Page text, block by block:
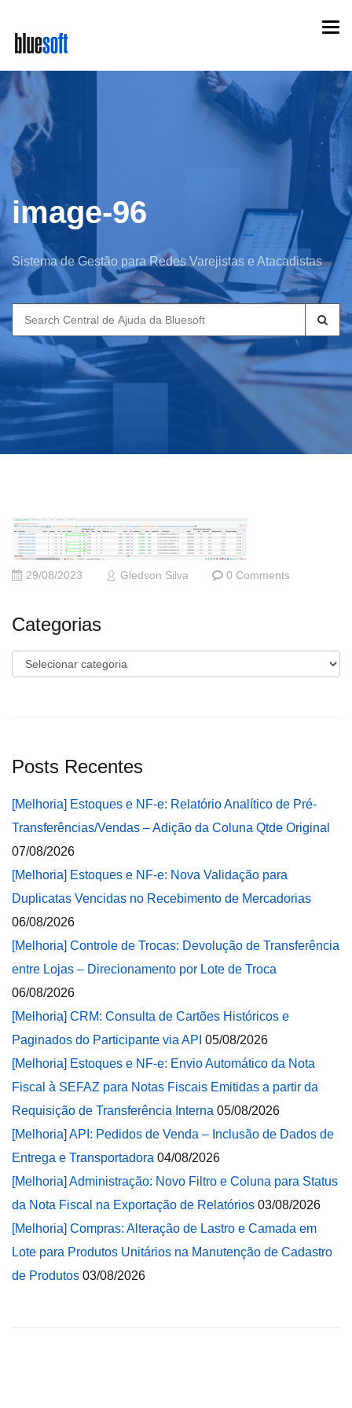
main
content
image-96
Sistema de Gestão para Redes Varejistas e Atacadistas
Search
for:
29/08/2023 Gledson Silva 0 Comments
Categorias
Categorias
Posts Recentes
[Melhoria] Estoques e NF-e: Relatório Analítico de Pré-
Transferências/Vendas – Adição da Coluna Qtde Original
07/08/2026
[Melhoria] Estoques e NF-e: Nova Validação para
Duplicatas Vencidas no Recebimento de Mercadorias
06/08/2026
[Melhoria] Controle de Trocas: Devolução de Transferência
entre Lojas – Direcionamento por Lote de Troca
06/08/2026
[Melhoria] CRM: Consulta de Cartões Históricos e
Paginados do Participante via API 05/08/2026
[Melhoria] Estoques e NF-e: Envio Automático da Nota
Fiscal à SEFAZ para Notas Fiscais Emitidas a partir da
Requisição de Transferência Interna 05/08/2026
[Melhoria] API: Pedidos de Venda – Inclusão de Dados de
Entrega e Transportadora 04/08/2026
[Melhoria] Administração: Novo Filtro e Coluna para Status
da Nota Fiscal na Exportação de Relatórios 03/08/2026
[Melhoria] Compras: Alteração de Lastro e Camada em
Lote para Produtos Unitários na Manutenção de Cadastro
de Produtos 03/08/2026